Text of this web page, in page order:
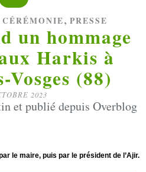
CÉRÉMONIE, PRESSE
un hommage
Harkis à
Vosges (88)
2023
et publié depuis Overblog
le maire, puis par le président de l’Ajir.